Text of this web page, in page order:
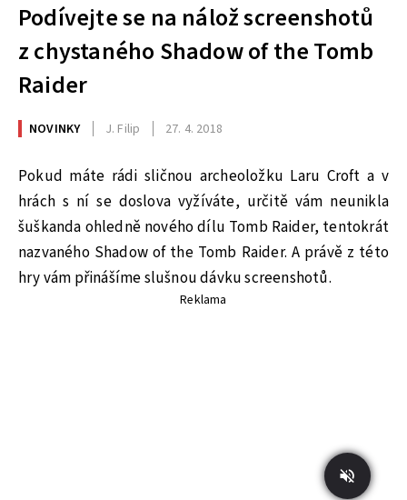
Podívejte se na nálož screenshotů
z chystaného Shadow of the Tomb
Raider
NOVINKY J. Filip 27. 4. 2018
Pokud máte rádi sličnou archeoložku Laru Croft a v
hrách s ní se doslova vyžíváte, určitě vám neunikla
šuškanda ohledně nového dílu Tomb Raider, tentokrát
nazvaného Shadow of the Tomb Raider. A právě z této
hry vám přinášíme slušnou dávku screenshotů.
Reklama